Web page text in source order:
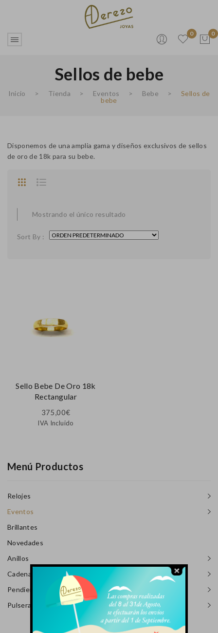
0
No products in the cart.
0
Sellos de bebe
Inicio > Tienda > Eventos > Bebe >
Sellos de
bebe
Disponemos de una amplia gama y diseños exclusivos de sellos
de oro de 18k para su bebe.
Mostrando el único resultado
Sort By :
Sello Bebe De Oro 18k
Rectangular
375,00€
IVA Incluido
Menú Productos
Relojes
Eventos
Brillantes
Novedades
Anillos
Cadenas Y Colgantes
Pendientes
Pulseras